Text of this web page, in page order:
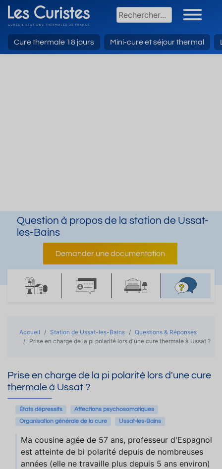
Cure thermale 18 jours Mini-cure et séjour thermal
Question à propos de la station de Ussat-
les-Bains
Demander une documentation
Accueil Station de Ussat-les-Bains
Questions & Réponses
Prise en charge de la pi polarité lors d'une cure thermale à Ussat ?
Prise en charge de la pi polarité lors d'une cure
thermale à Ussat ?
États dépressifs
Affections psychosomatiques
Organisation générale de la cure
Ussat-les-Bains
Ma cousine agée de 57 ans, professeur d'Espagnol
est atteinte de bi polarité depuis de nombreuses
années (elle ne travaille plus depuis 5 ans environ)